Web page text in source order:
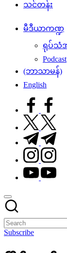
သင်တန်း
မီဒီယာကဏ္ဍ
ရုပ်သံအ
Podcast
(ဘာသာမန်)
English
facebook.com
twitter.com
t.me
instagram.com
youtube.com
Subscribe